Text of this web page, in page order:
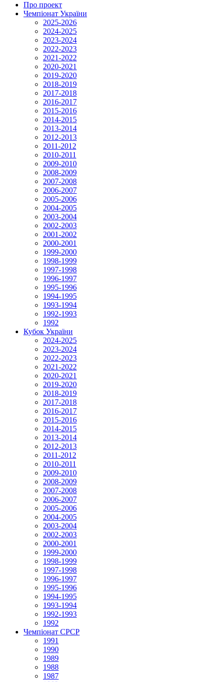
Про проект
Чемпіонат України
2025-2026
2024-2025
2023-2024
2022-2023
2021-2022
2020-2021
2019-2020
2018-2019
2017-2018
2016-2017
2015-2016
2014-2015
2013-2014
2012-2013
2011-2012
2010-2011
2009-2010
2008-2009
2007-2008
2006-2007
2005-2006
2004-2005
2003-2004
2002-2003
2001-2002
2000-2001
1999-2000
1998-1999
1997-1998
1996-1997
1995-1996
1994-1995
1993-1994
1992-1993
1992
Кубок України
2024-2025
2023-2024
2022-2023
2021-2022
2020-2021
2019-2020
2018-2019
2017-2018
2016-2017
2015-2016
2014-2015
2013-2014
2012-2013
2011-2012
2010-2011
2009-2010
2008-2009
2007-2008
2006-2007
2005-2006
2004-2005
2003-2004
2002-2003
2000-2001
1999-2000
1998-1999
1997-1998
1996-1997
1995-1996
1994-1995
1993-1994
1992-1993
1992
Чемпіонат СРСР
1991
1990
1989
1988
1987